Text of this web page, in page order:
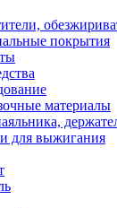
покрытия
материалы
для выжигания